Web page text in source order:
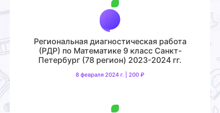
Региональная диагностическая работа
(РДР) по Математике 9 класс Санкт-
Петербург (78 регион) 2023-2024 гг.
8 февраля 2024 г. | 200 ₽